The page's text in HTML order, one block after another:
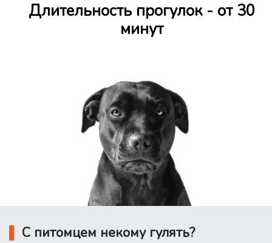
Длительность прогулок - от 30
минут
С питомцем некому гулять?